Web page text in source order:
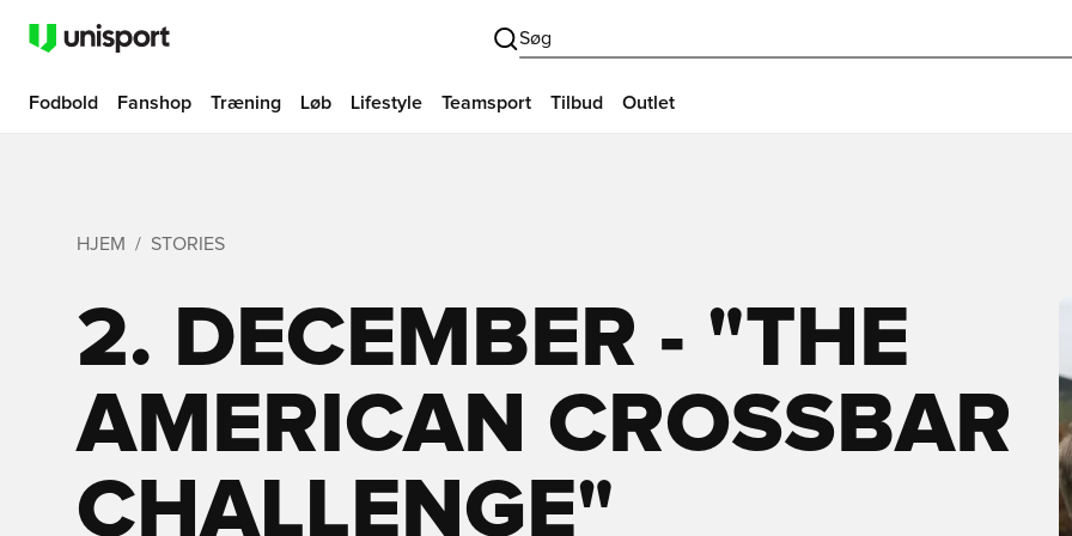
Søg
Fodbold Fanshop Træning Løb Lifestyle Teamsport Tilbud Outlet
HJEM STORIES
2. DECEMBER - "THE
AMERICAN CROSSBAR
CHALLENGE"